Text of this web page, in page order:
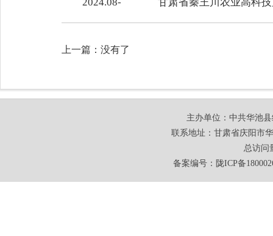
上一篇：没有了
主办单位：中共华池
联系地址：甘肃省庆阳市
总访问
备案编号： 陇ICP备